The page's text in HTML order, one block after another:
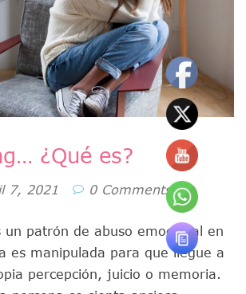
¿Qué es?
7, 2021 0 Comments
un patrón de abuso emocional en
es manipulada para que llegue a
percepción, juicio o memoria.